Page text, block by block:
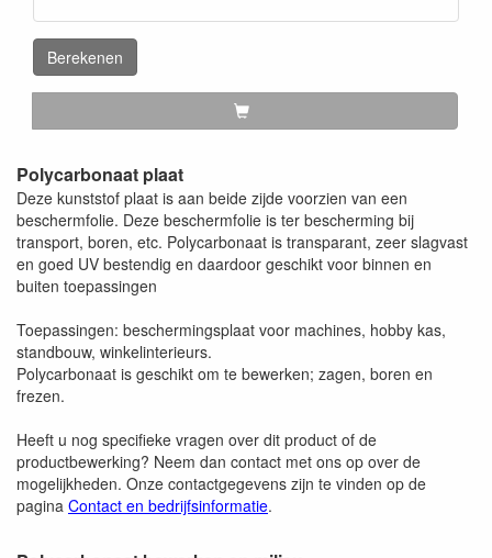
Berekenen
Polycarbonaat plaat
Deze kunststof plaat is aan beide zijde voorzien van een
beschermfolie. Deze beschermfolie is ter bescherming bij
transport, boren, etc. Polycarbonaat is transparant, zeer slagvast
en goed UV bestendig en daardoor geschikt voor binnen en
buiten toepassingen
Toepassingen: beschermingsplaat voor machines, hobby kas,
standbouw, winkelinterieurs.
Polycarbonaat is geschikt om te bewerken; zagen, boren en
frezen.
Heeft u nog specifieke vragen over dit product of de
productbewerking? Neem dan contact met ons op over de
mogelijkheden. Onze contactgegevens zijn te vinden op de
pagina Contact en bedrijfsinformatie.